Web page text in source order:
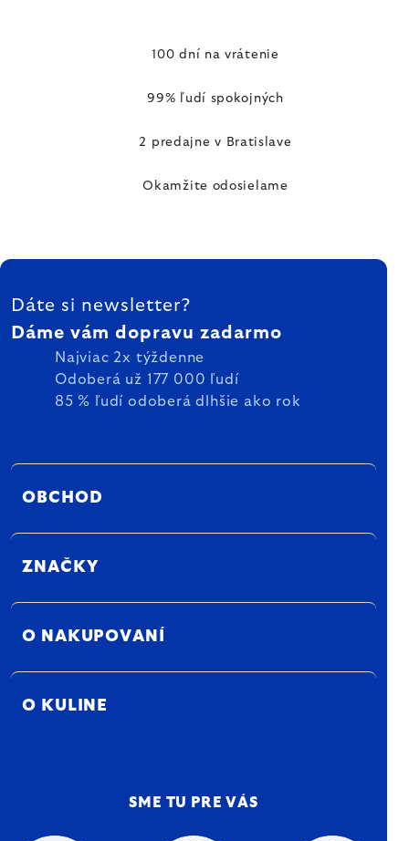
100 dní na vrátenie
99% ľudí spokojných
2 predajne v Bratislave
Okamžite odosielame
ZÁPÄTIE
Dáte si newsletter?
Dáme vám dopravu zadarmo
Najviac 2x týždenne
Odoberá už 177 000 ľudí
85 % ľudí odoberá dlhšie ako rok
OBCHOD
ZNAČKY
O NAKUPOVANÍ
O KULINE
SME TU PRE VÁS